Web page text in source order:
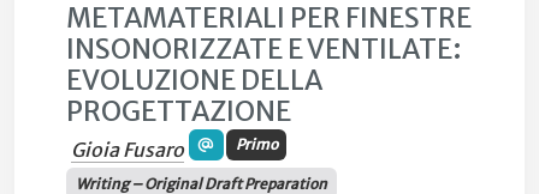
METAMATERIALI PER FINESTRE
INSONORIZZATE E VENTILATE:
EVOLUZIONE DELLA
PROGETTAZIONE
Gioia Fusaro Primo
Writing – Original Draft Preparation